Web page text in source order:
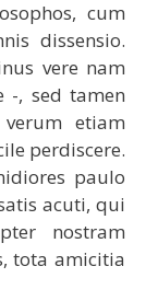
cum
dissensio.
vere nam
-, sed tamen
etiam
perdiscere.
paulo
acuti, qui
nostram
tota amicitia